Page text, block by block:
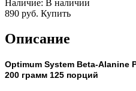
Наличие: В наличии
890 руб. Купить
Описание
Optimum System Beta-Alanine
200 грамм 125 порций